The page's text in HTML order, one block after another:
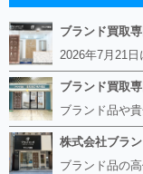
ブランド買取
ブランド買取
株式会社ブラ